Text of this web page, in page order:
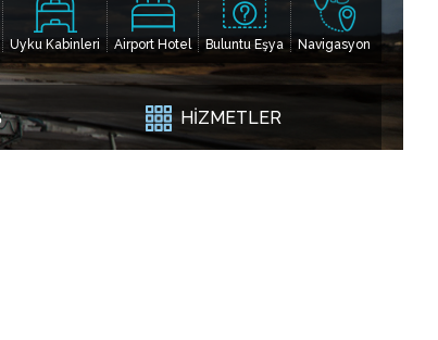
Uyku Kabinleri Airport Hotel Buluntu Eşya Navigasyon
HİZMETLER